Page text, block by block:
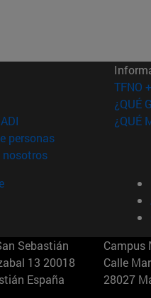
en nueva ventana)
en nueva ventana)
(abre en nueva ventana)
personas(abre en nueva
nosotros(abre en nueva
TFNO
¿QUÉ
¿QUÉ
Sebastián
13 20018
España
Campus
Calle
28027